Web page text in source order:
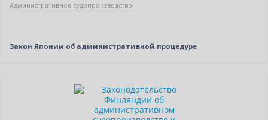
Административное судопроизводство
Закон Японии об административной процедуре